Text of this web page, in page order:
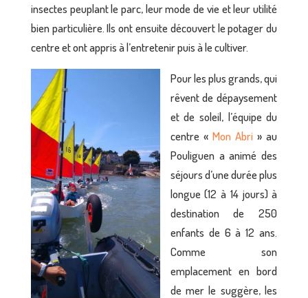
insectes peuplant le parc, leur mode de vie et leur utilité
bien particulière. Ils ont ensuite découvert le potager du
centre et ont appris à l’entretenir puis à le cultiver.
Pour les plus grands, qui
rêvent de dépaysement
et de soleil, l’équipe du
centre « Mon Abri » au
Pouliguen a animé des
séjours d’une durée plus
longue (12 à 14 jours) à
destination de 250
enfants de 6 à 12 ans.
Comme son
emplacement en bord
de mer le suggère, les